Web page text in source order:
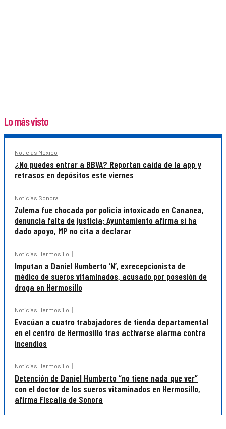
Lo más visto
Noticias México
¿No puedes entrar a BBVA? Reportan caída de la app y
retrasos en depósitos este viernes
Noticias Sonora
Zulema fue chocada por policía intoxicado en Cananea,
denuncia falta de justicia; Ayuntamiento afirma sí ha
dado apoyo, MP no cita a declarar
Noticias Hermosillo
Imputan a Daniel Humberto ‘N’, exrecepcionista de
médico de sueros vitaminados, acusado por posesión de
droga en Hermosillo
Noticias Hermosillo
Evacúan a cuatro trabajadores de tienda departamental
en el centro de Hermosillo tras activarse alarma contra
incendios
Noticias Hermosillo
Detención de Daniel Humberto “no tiene nada que ver”
con el doctor de los sueros vitaminados en Hermosillo,
afirma Fiscalía de Sonora